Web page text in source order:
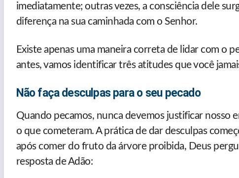
imediatamente; outras vezes, a consciência dele
diferença na sua caminhada com o Senhor.
Existe apenas uma maneira correta de lidar com o
antes, vamos identificar três atitudes que você
Não faça desculpas para o seu pecado
Quando pecamos, nunca devemos justificar nosso
o que cometeram. A prática de dar desculpas
após comer do fruto da árvore proibida, Deus
resposta de Adão: